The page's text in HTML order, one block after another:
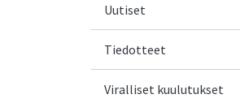
Uutiset
Tiedotteet
Viralliset kuulutukset